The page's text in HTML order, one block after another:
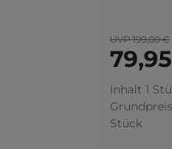
UVP 199,00 €
Inhalt 1
Grundpreis
Stück